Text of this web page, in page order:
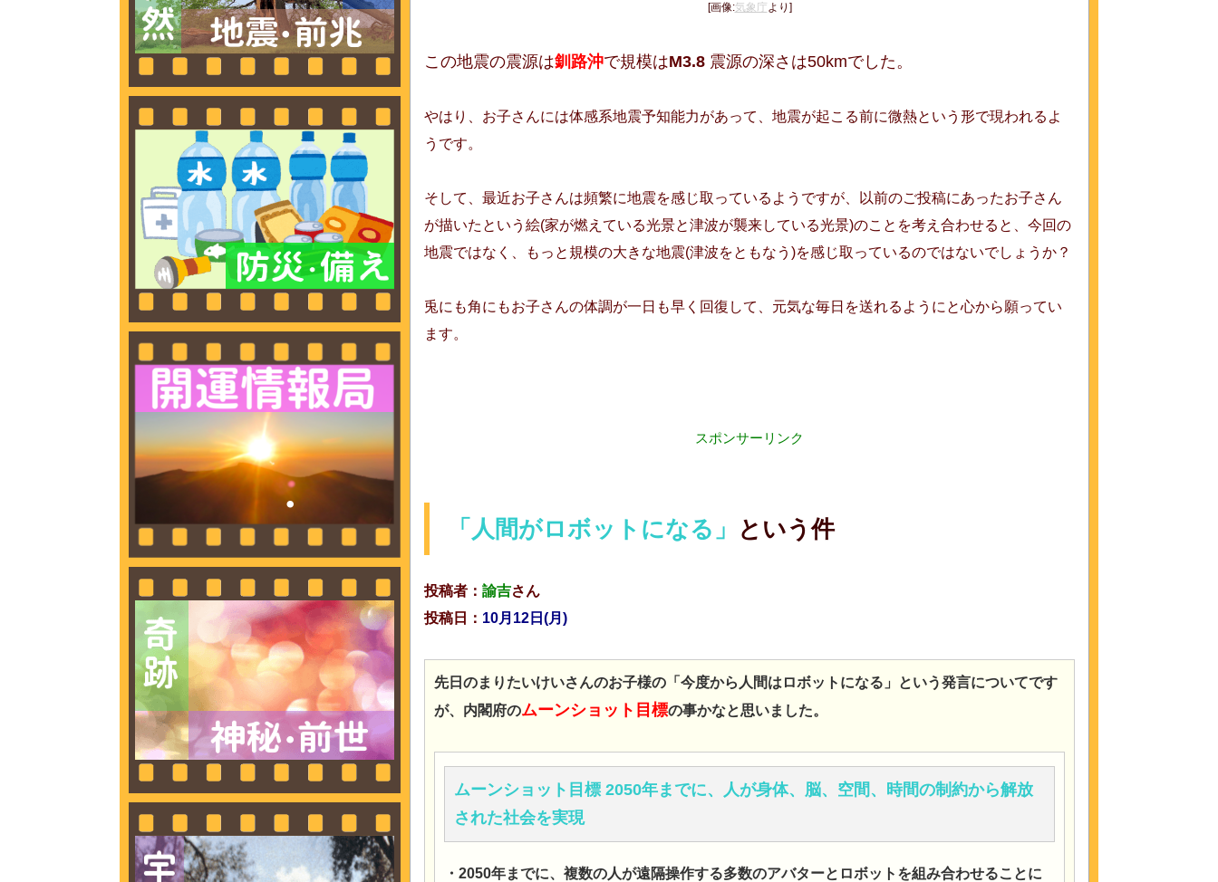
[画像:気象庁より]
この地震の震源は釧路沖で規模はM3.8 震源の深さは50kmでした。
やはり、お子さんには体感系地震予知能力があって、地震が起こる前に微熱という形で現われるよ
うです。
そして、最近お子さんは頻繁に地震を感じ取っているようですが、以前のご投稿にあったお子さん
が描いたという絵(家が燃えている光景と津波が襲来している光景)のことを考え合わせると、今回の
地震ではなく、もっと規模の大きな地震(津波をともなう)を感じ取っているのではないでしょうか？
兎にも角にもお子さんの体調が一日も早く回復して、元気な毎日を送れるようにと心から願ってい
ます。
スポンサーリンク
「人間がロボットになる」 という件
投稿者： 諭吉さん
投稿日： 10月12日(月 )
先日のまりたいけいさんのお子様の「今度から人間はロボットになる」という発言についてです
が、内閣府のムーンショット目標の事かなと思いました。
ムーンショット目標 2050年までに、人が身体、脳、空間、時間の制約から解放
された社会を実現
・2050年までに、複数の人が遠隔操作する多数のアバターとロボットを組み合わせることに